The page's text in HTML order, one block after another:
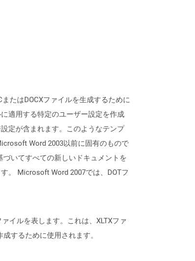
たはDOCXファイルを生成するために
適用する特定のユーザー設定を作成
定が含まれます。このようなテンプ
Word 2003以前に固有のもので
いてすべての新しいドキュメントを
。 Microsoft Word 2007では、DOTフ
イルを表します。これは、XLTXファ
するために使用されます。